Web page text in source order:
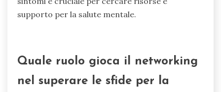
imprese?
persistenti su se stessi, paura di essere scoperti
fortuna piuttosto che alle proprie capacità.